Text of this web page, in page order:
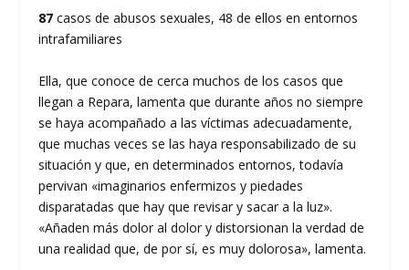
87 casos de abusos sexuales, 48 de ellos en entornos
intrafamiliares
Ella, que conoce de cerca muchos de los casos que
llegan a Repara, lamenta que durante años no siempre
se haya acompañado a las víctimas adecuadamente,
que muchas veces se las haya responsabilizado de su
situación y que, en determinados entornos, todavía
pervivan «imaginarios enfermizos y piedades
disparatadas que hay que revisar y sacar a la luz».
«Añaden más dolor al dolor y distorsionan la verdad de
una realidad que, de por sí, es muy dolorosa», lamenta.